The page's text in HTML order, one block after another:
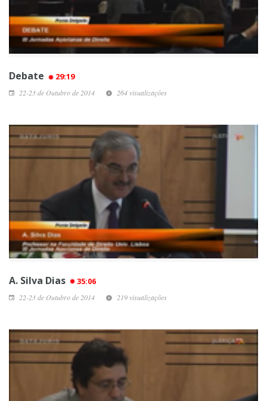
Debate 29:19
22-23 de Outubro de 2014 264 visualizações
A. Silva Dias 35:06
22-23 de Outubro de 2014 219 visualizações